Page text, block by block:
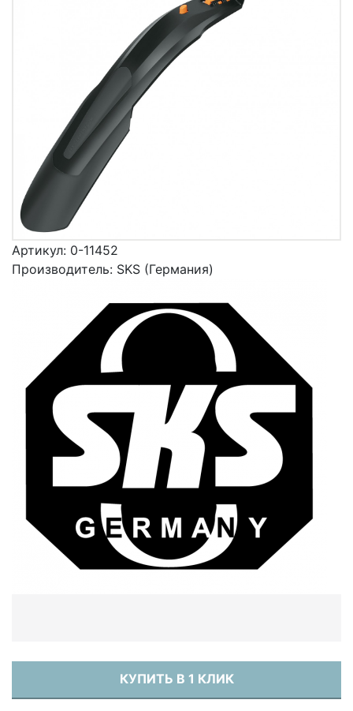
Артикул: 0-11452
Производитель: SKS (Германия)
КУПИТЬ В 1 КЛИК